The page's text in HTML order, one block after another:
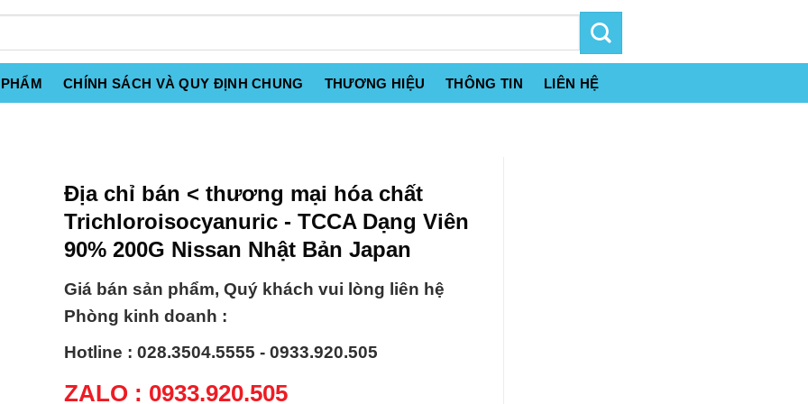
CHÍNH SÁCH VÀ QUY ĐỊNH CHUNG THƯƠNG HIỆU THÔNG TIN LIÊN HỆ
Địa chỉ bán < thương mại hóa chất
Trichloroisocyanuric - TCCA Dạng Viên
90% 200G Nissan Nhật Bản Japan
Giá bán sản phẩm, Quý khách vui lòng liên hệ
Phòng kinh doanh :
Hotline : 028.3504.5555 - 0933.920.505
ZALO : 0933.920.505